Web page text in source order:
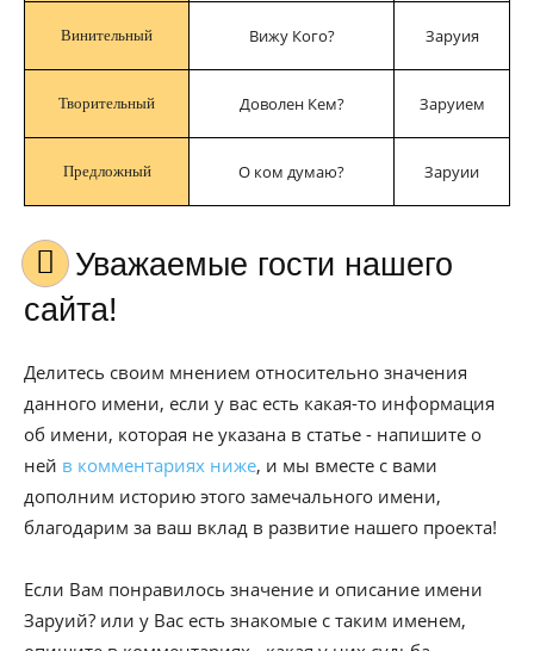
Винительный Вижу Кого? Заруия
Творительный Доволен Кем? Заруием
Предложный О ком думаю? Заруии
Уважаемые гости нашего
сайта!
Делитесь своим мнением относительно значения
данного имени, если у вас есть какая-то информация
об имени, которая не указана в статье - напишите о
ней в комментариях ниже, и мы вместе с вами
дополним историю этого замечального имени,
благодарим за ваш вклад в развитие нашего проекта!
Если Вам понравилось значение и описание имени
Заруий? или у Вас есть знакомые с таким именем,